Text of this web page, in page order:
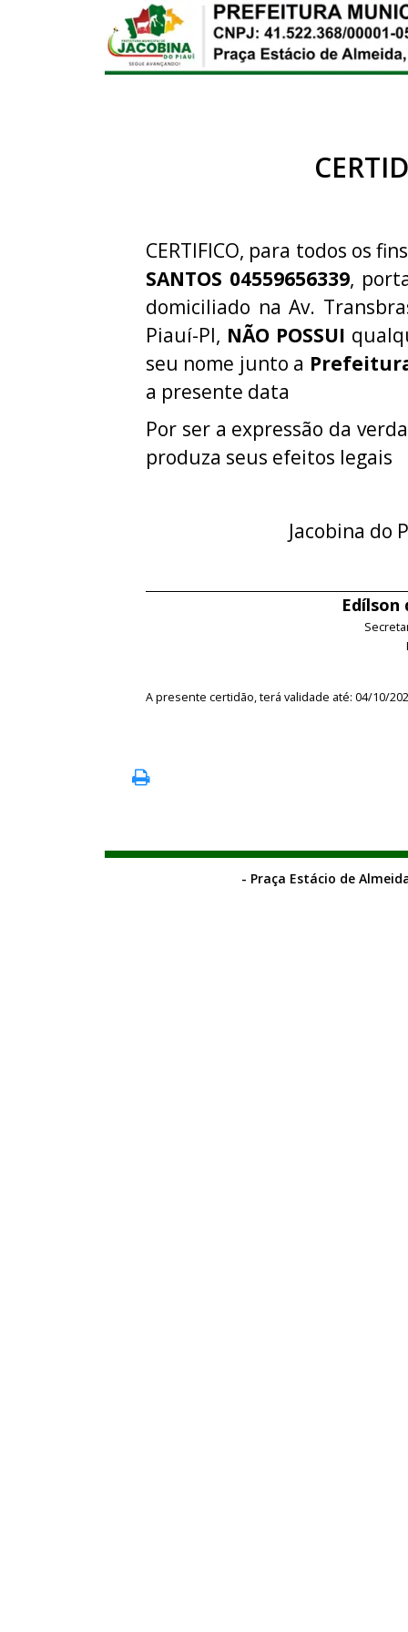
CERTIFICO, para todos os
SANTOS 04559656339,
domiciliado na Av.
Piauí-PI, NÃO POSSUI
seu nome junto a
a presente data
Por ser a expressão da
produza seus efeitos legais
Jacobina do
Edílson
A presente certidão, terá validade até: 04/10/
- Praça Estácio de